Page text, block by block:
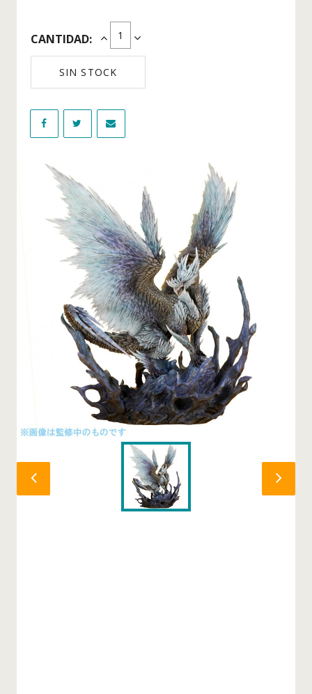
Figuras Tokyo Revengers
Figuras Videojuegos
WIKI
NOVEDADES
CONTACTO
INICIO DE SESIÓN
CANTIDAD:
SIN STOCK